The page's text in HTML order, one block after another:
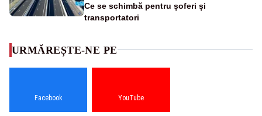
Ce se schimbă pentru șoferi și
transportatori
URMĂREȘTE-NE PE
Facebook YouTube